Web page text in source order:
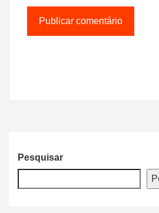
Pesquisar